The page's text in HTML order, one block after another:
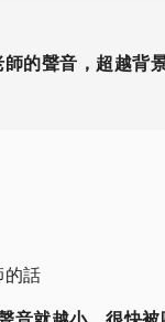
的聲音，超越背
的話